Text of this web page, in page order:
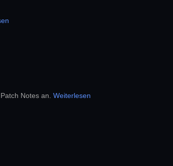
Notes an. Weiterlesen